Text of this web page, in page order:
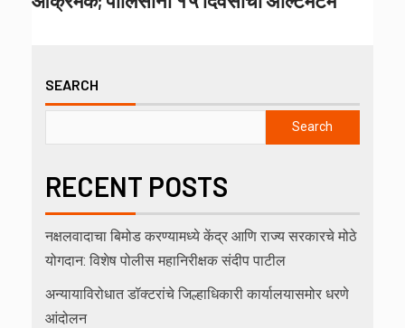
SEARCH
Search
RECENT POSTS
नक्षलवादाचा बिमोड करण्यामध्ये केंद्र आणि राज्य सरकारचे मोठे
योगदान: विशेष पोलीस महानिरीक्षक संदीप पाटील
अन्यायाविरोधात डॉक्टरांचे जिल्हाधिकारी कार्यालयासमोर धरणे
आंदोलन